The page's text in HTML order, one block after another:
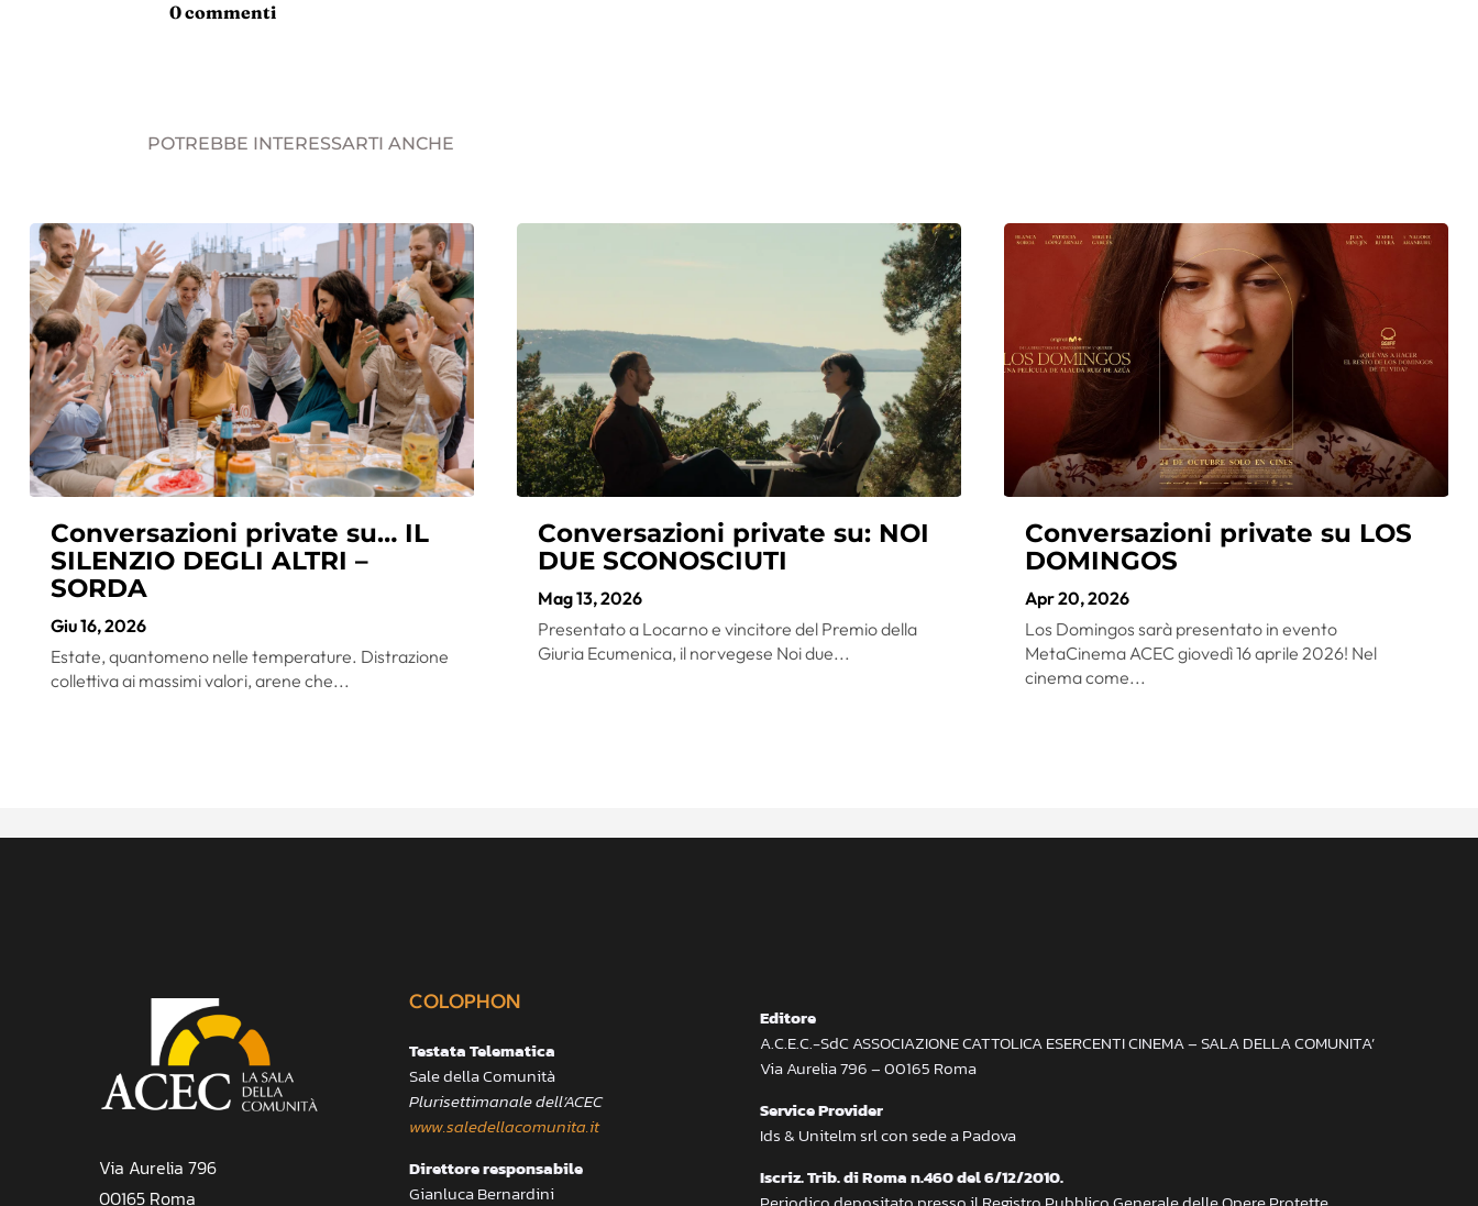
0 commenti
POTREBBE INTERESSARTI ANCHE
Conversazioni private su… IL
SILENZIO DEGLI ALTRI –
SORDA
Giu 16, 2026
Estate, quantomeno nelle temperature. Distrazione
collettiva ai massimi valori, arene che...
Conversazioni private su: NOI
DUE SCONOSCIUTI
Mag 13, 2026
Presentato a Locarno e vincitore del Premio della
Giuria Ecumenica, il norvegese Noi due...
Conversazioni private su LOS
DOMINGOS
Apr 20, 2026
Los Domingos sarà presentato in evento
MetaCinema ACEC giovedì 16 aprile 2026! Nel
cinema come...
Via Aurelia 796
00165 Roma
COLOPHON
Testata Telematica
Sale della Comunità
Plurisettimanale dell’ACEC
www.saledellacomunita.it
Direttore responsabile
Gianluca Bernardini
Editore
A.C.E.C.-SdC ASSOCIAZIONE CATTOLICA ESERCENTI CINEMA – SALA DELLA COMUNITA’
Via Aurelia 796 – 00165 Roma
Service Provider
Ids & Unitelm srl con sede a Padova
Iscriz. Trib. di Roma n.460 del 6/12/2010.